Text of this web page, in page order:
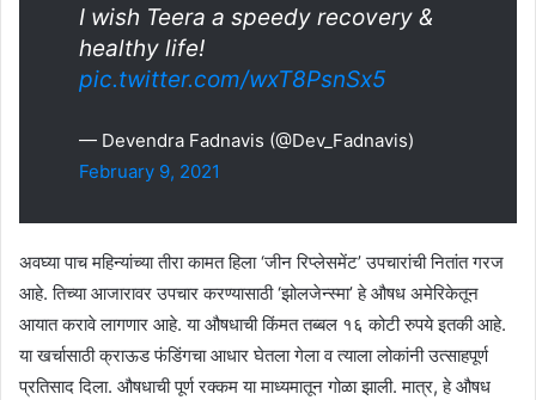
I wish Teera a speedy recovery &
healthy life!
pic.twitter.com/wxT8PsnSx5
— Devendra Fadnavis (@Dev_Fadnavis)
February 9, 2021
अवघ्या पाच महिन्यांच्या तीरा कामत हिला ‘जीन रिप्लेसमेंट’ उपचारांची नितांत गरज
आहे. तिच्या आजारावर उपचार करण्यासाठी ‘झोलजेन्स्मा’ हे औषध अमेरिकेतून
आयात करावे लागणार आहे. या औषधाची किंमत तब्बल १६ कोटी रुपये इतकी आहे.
या खर्चासाठी क्राऊड फंडिंगचा आधार घेतला गेला व त्याला लोकांनी उत्साहपूर्ण
प्रतिसाद दिला. औषधाची पूर्ण रक्कम या माध्यमातून गोळा झाली. मात्र, हे औषध